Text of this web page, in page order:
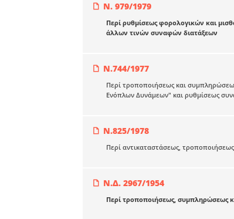
Ν. 979/1979
Περί ρυθμίσεως φορολογικών και
άλλων τινών συναφών διατάξεων
Ν.744/1977
Περί τροποποιήσεως και
Ενόπλων Δυνάμεων" και ρυθμίσεως
Ν.825/1978
Περί αντικαταστάσεως,
Ν.Δ. 2967/1954
Περί τροποποιήσεως, συμπληρώσεως